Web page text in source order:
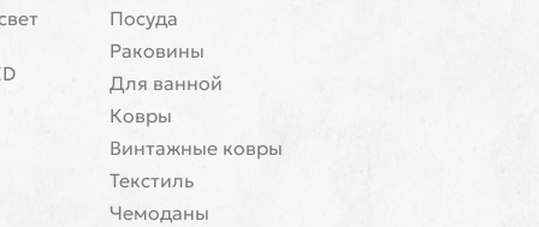
Посуда
Раковины
Для ванной
Ковры
Винтажные ковры
Текстиль
Чемоданы